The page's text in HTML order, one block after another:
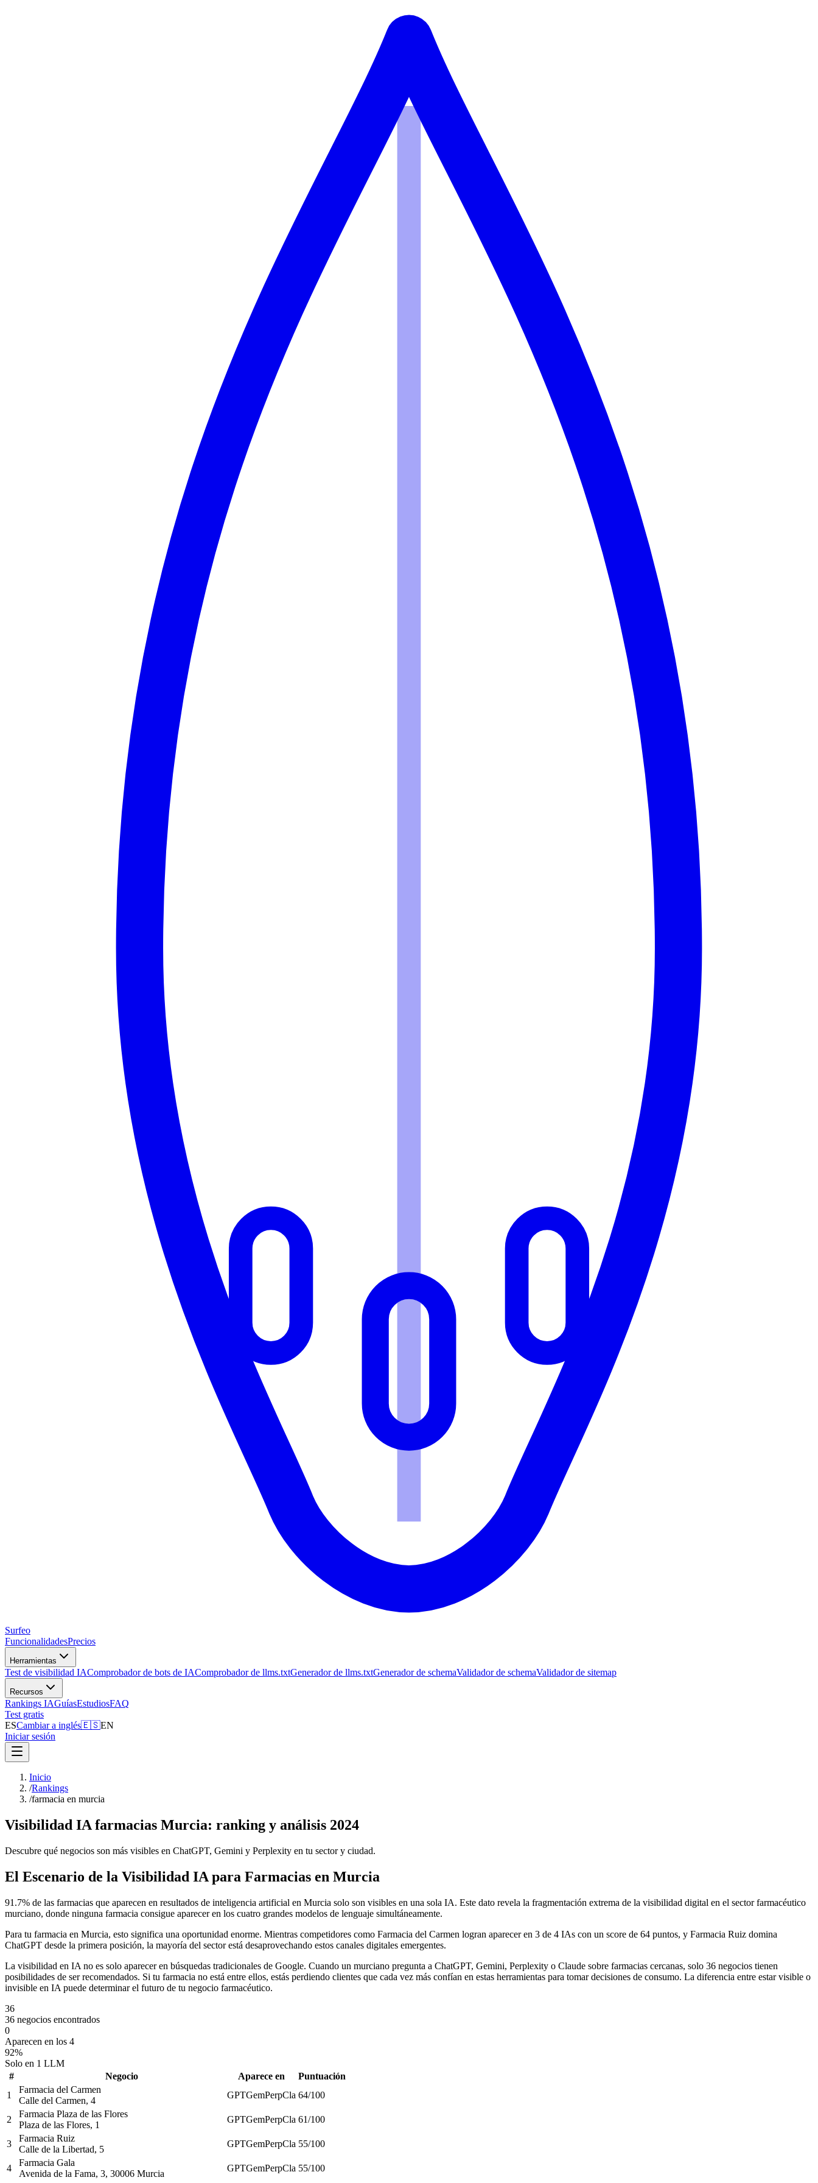
Surfeo
FuncionalidadesPrecios
Herramientas
Test de visibilidad IAComprobador de bots de IAComprobador de llms.txtGenerador de llms.txtGenerador de schemaValidador de schemaValidador de sitemap
Recursos
Rankings IAGuíasEstudiosFAQ
Test gratis
ESCambiar a inglés🇪🇸EN
Iniciar sesión
Inicio
/Rankings
/farmacia en murcia
Visibilidad IA farmacias Murcia: ranking y análisis 2024
Descubre qué negocios son más visibles en ChatGPT, Gemini y Perplexity en tu sector y ciudad.
El Escenario de la Visibilidad IA para Farmacias en Murcia
91.7% de las farmacias que aparecen en resultados de inteligencia artificial en Murcia solo son visibles en una sola IA. Este dato revela la fragmentación extrema de la visibilidad digital en el sector farmacéutico
murciano, donde ninguna farmacia consigue aparecer en los cuatro grandes modelos de lenguaje simultáneamente.
Para tu farmacia en Murcia, esto significa una oportunidad enorme. Mientras competidores como Farmacia del Carmen logran aparecer en 3 de 4 IAs con un score de 64 puntos, y Farmacia Ruiz domina
ChatGPT desde la primera posición, la mayoría del sector está desaprovechando estos canales digitales emergentes.
La visibilidad en IA no es solo aparecer en búsquedas tradicionales de Google. Cuando un murciano pregunta a ChatGPT, Gemini, Perplexity o Claude sobre farmacias cercanas, solo 36 negocios tienen
posibilidades de ser recomendados. Si tu farmacia no está entre ellos, estás perdiendo clientes que cada vez más confían en estas herramientas para tomar decisiones de consumo. La diferencia entre estar visible o
invisible en IA puede determinar el futuro de tu negocio farmacéutico.
36
36 negocios encontrados
0
Aparecen en los 4
92%
Solo en 1 LLM
#
Negocio Aparece en
Puntuación
1
Farmacia del Carmen
Calle del Carmen, 4
GPTGemPerpCla 64/100
2
Farmacia Plaza de las Flores
Plaza de las Flores, 1
GPTGemPerpCla 61/100
3
Farmacia Ruiz
Calle de la Libertad, 5
GPTGemPerpCla 55/100
4
Farmacia Gala
Avenida de la Fama, 3, 30006 Murcia
GPTGemPerpCla 55/100